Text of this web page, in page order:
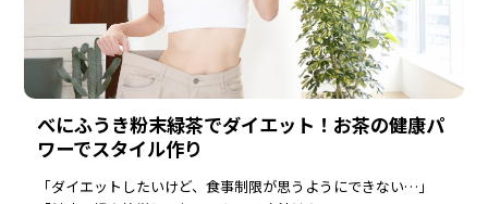
べにふうき粉末緑茶でダイエット！お茶の健康パ
ワーでスタイル作り
「ダイエットしたいけど、食事制限が思うようにできない…」